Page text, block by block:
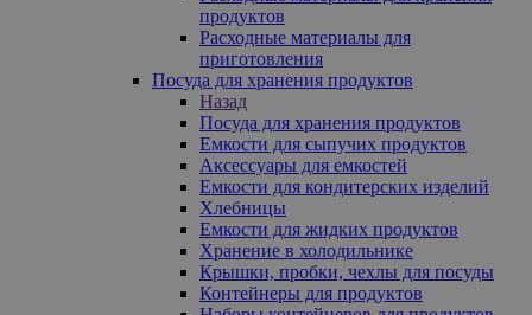
продуктов
Расходные материалы для
приготовления
Посуда для хранения продуктов
Назад
Посуда для хранения продуктов
Емкости для сыпучих продуктов
Аксессуары для емкостей
Емкости для кондитерских изделий
Хлебницы
Емкости для жидких продуктов
Хранение в холодильнике
Крышки, пробки, чехлы для посуды
Контейнеры для продуктов